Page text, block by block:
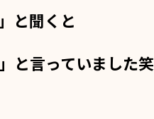
と聞くと
と言っていました笑